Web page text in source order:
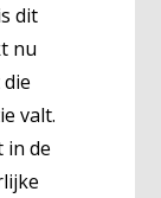
dit
nu
valt.
in de